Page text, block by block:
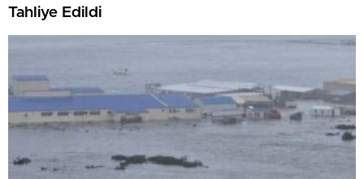
Tahliye Edildi